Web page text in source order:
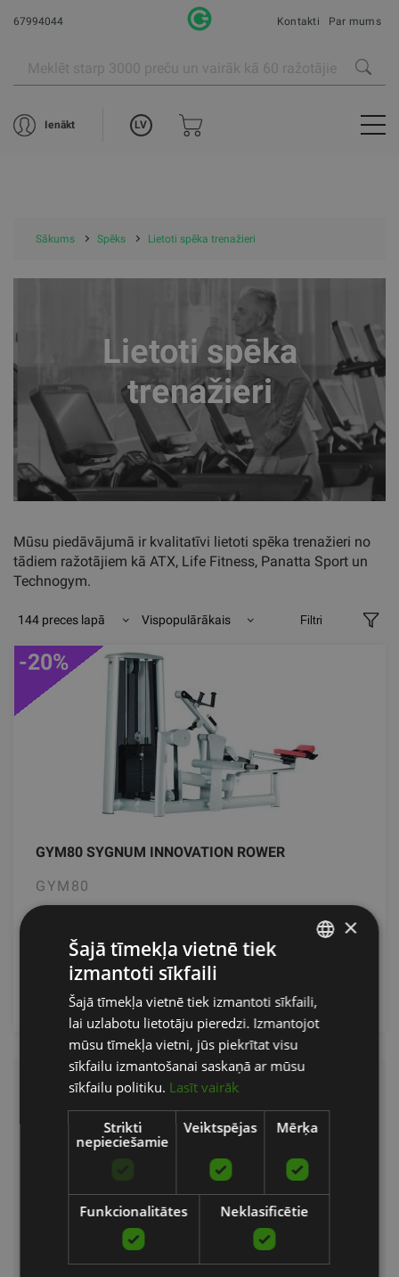
67994044 Kontakti Par mums
Ienākt LV
Sākums Spēks Lietoti spēka trenažieri
Lietoti spēka
trenažieri
Mūsu piedāvājumā ir kvalitatīvi lietoti spēka trenažieri no
tādiem ražotājiem kā ATX, Life Fitness, Panatta Sport un
Technogym.
144 preces lapā Vispopulārākais Filtri
GYM80 SYGNUM INNOVATION ROWER
GYM80
-20%
3990.00
Lietoti spēka trenažieri
Mūsu piedāvājumā ir plašs kvalitatīvu lietotu spēka trenažieru klāsts
no pasaulē atpazīstamiem un uzticamiem ražotājiem, piemēram:
ATX
Life Fitness
Panatta Sport
ENGLISH
RUSSIAN
×
Šajā tīmekļa vietnē tiek
izmantoti sīkfaili
Šajā tīmekļa vietnē tiek izmantoti sīkfaili,
lai uzlabotu lietotāju pieredzi. Izmantojot
mūsu tīmekļa vietni, jūs piekrītat visu
sīkfailu izmantošanai saskaņā ar mūsu
sīkfailu politiku. Lasīt vairāk
Strikti
nepieciešamie
Veiktspējas Mērķa
Funkcionalitātes Neklasificētie